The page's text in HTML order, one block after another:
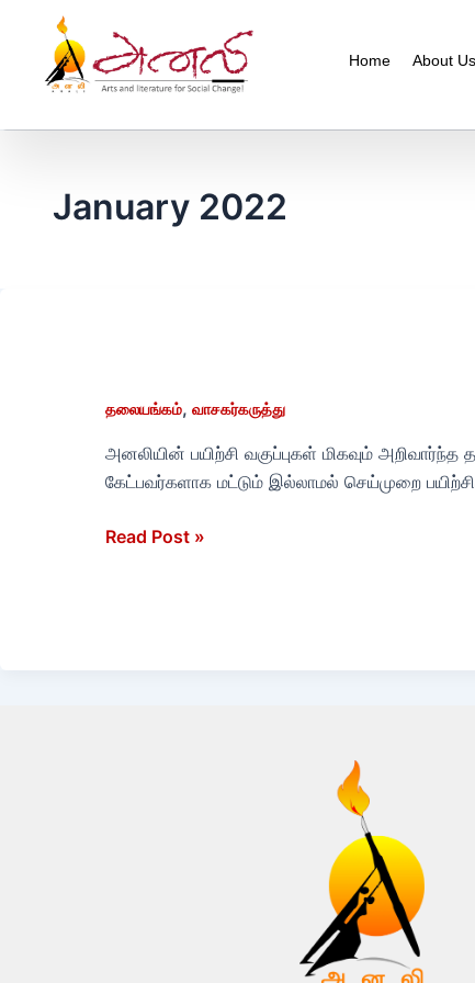
Home About Us
January 2022
தலையங்கம், வாசகர்கருத்து
அனலியின் பயிற்சி வகுப்புகள் மிகவும்
கேட்பவர்களாக மட்டும் இல்லாமல் செய்முறை
இலக்கியப்
பள்ளி
Read Post »